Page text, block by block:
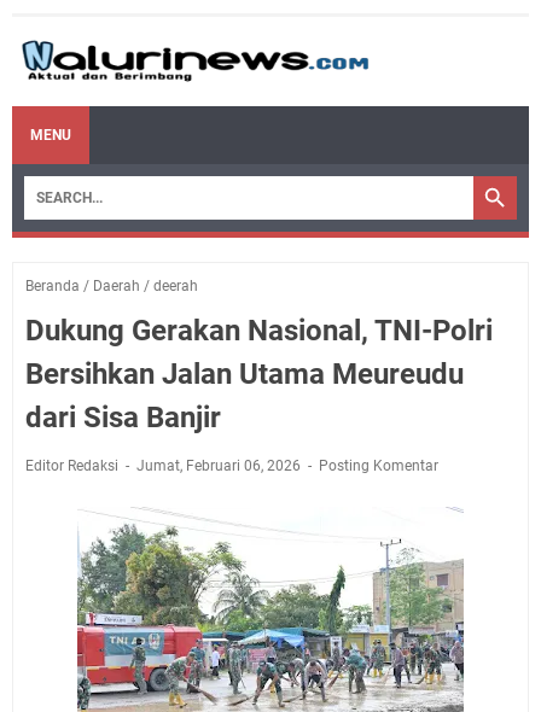
MENU
Beranda / Daerah / deerah
Dukung Gerakan Nasional, TNI-Polri
Bersihkan Jalan Utama Meureudu
dari Sisa Banjir
Editor Redaksi Jumat, Februari 06, 2026 Posting Komentar